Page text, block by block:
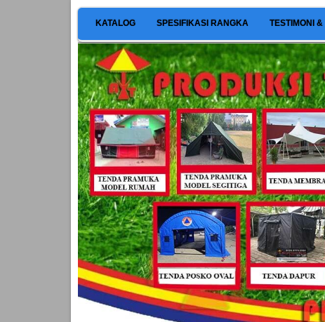
KATALOG SPESIFIKASI RANGKA TESTIMONI